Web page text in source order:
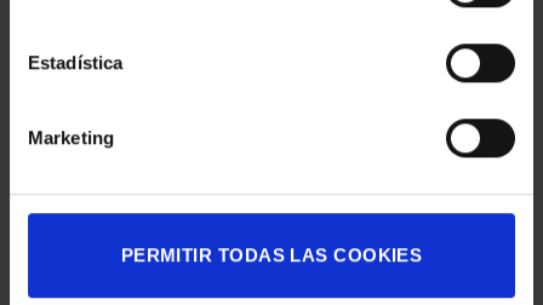
Estadística
Marketing
PERMITIR TODAS LAS COOKIES
Comentarios desactivados
Comentarios desactivados
TECLA SALA
Comentarios desactivadosen
SALA
GALERÍA ÚNICO
Comentarios desactivadosen